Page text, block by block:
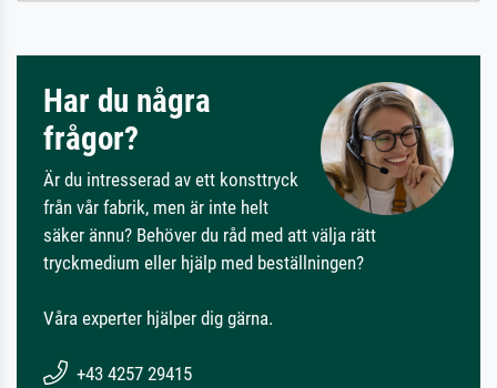
Har du några
frågor?
Är du intresserad av ett konsttryck
från vår fabrik, men är inte helt
säker ännu? Behöver du råd med att välja rätt
tryckmedium eller hjälp med beställningen?
Våra experter hjälper dig gärna.
+43 4257 29415